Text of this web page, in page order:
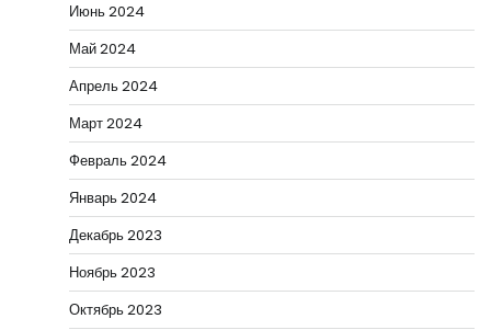
Июнь 2024
Май 2024
Апрель 2024
Март 2024
Февраль 2024
Январь 2024
Декабрь 2023
Ноябрь 2023
Октябрь 2023